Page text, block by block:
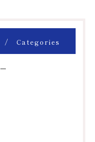
Categories